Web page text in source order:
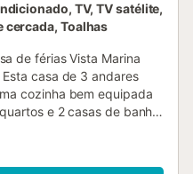
TV, TV satélite,
cercada, Toalhas
de férias Vista Marina
casa de 3 andares
cozinha bem equipada
e 2 casas de banho,
para
máquina de lavar roupa